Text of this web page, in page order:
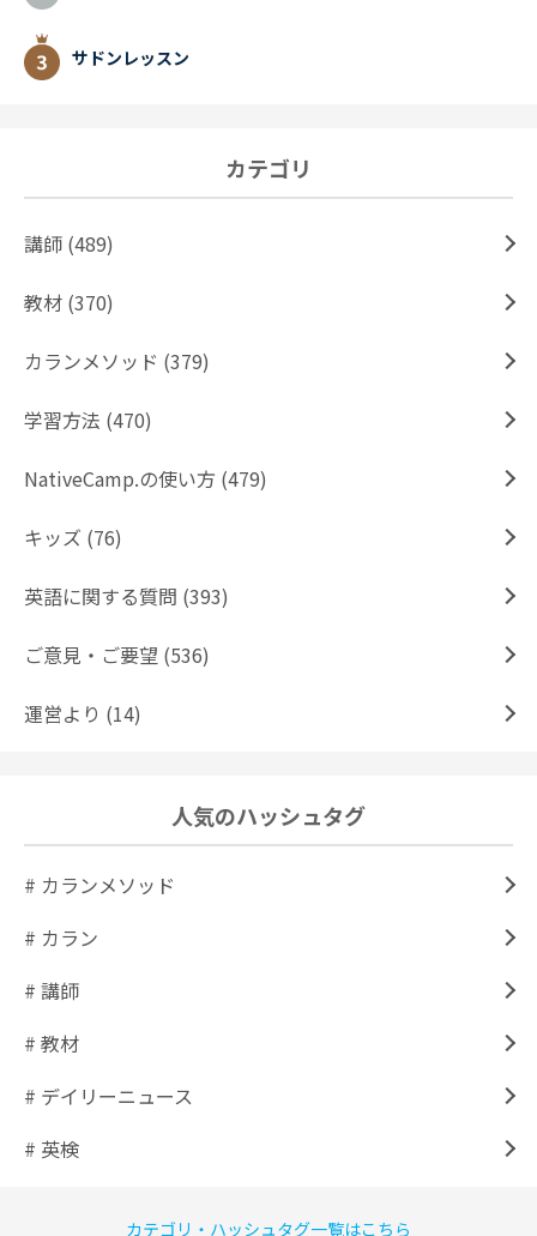
サドンレッスン
カテゴリ
講師 (489)
教材 (370)
カランメソッド (379)
学習方法 (470)
NativeCamp.の使い方 (479)
キッズ (76)
英語に関する質問 (393)
ご意見・ご要望 (536)
運営より (14)
人気のハッシュタグ
# カランメソッド
# カラン
# 講師
# 教材
# デイリーニュース
# 英検
カテゴリ・ハッシュタグ一覧はこちら